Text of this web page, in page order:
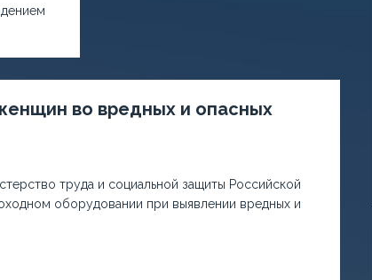
во вредных и опасных
труда и социальной защиты Российской
оборудовании при выявлении вредных и